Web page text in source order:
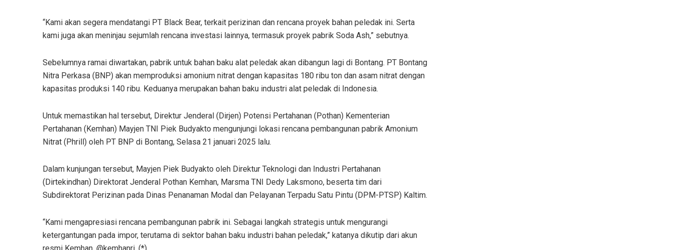
“Kami akan segera mendatangi PT Black Bear, terkait perizinan dan rencana proyek bahan peledak ini. Serta
kami juga akan meninjau sejumlah rencana investasi lainnya, termasuk proyek pabrik Soda Ash,” sebutnya.
Sebelumnya ramai diwartakan, pabrik untuk bahan baku alat peledak akan dibangun lagi di Bontang. PT Bontang
Nitra Perkasa (BNP) akan memproduksi amonium nitrat dengan kapasitas 180 ribu ton dan asam nitrat dengan
kapasitas produksi 140 ribu. Keduanya merupakan bahan baku industri alat peledak di Indonesia.
Untuk memastikan hal tersebut, Direktur Jenderal (Dirjen) Potensi Pertahanan (Pothan) Kementerian
Pertahanan (Kemhan) Mayjen TNI Piek Budyakto mengunjungi lokasi rencana pembangunan pabrik Amonium
Nitrat (Phrill) oleh PT BNP di Bontang, Selasa 21 januari 2025 lalu.
Dalam kunjungan tersebut, Mayjen Piek Budyakto oleh Direktur Teknologi dan Industri Pertahanan
(Dirtekindhan) Direktorat Jenderal Pothan Kemhan, Marsma TNI Dedy Laksmono, beserta tim dari
Subdirektorat Perizinan pada Dinas Penanaman Modal dan Pelayanan Terpadu Satu Pintu (DPM-PTSP) Kaltim.
“Kami mengapresiasi rencana pembangunan pabrik ini. Sebagai langkah strategis untuk mengurangi
ketergantungan pada impor, terutama di sektor bahan baku industri bahan peledak,” katanya dikutip dari akun
resmi Kemhan, @kemhanri. (*).